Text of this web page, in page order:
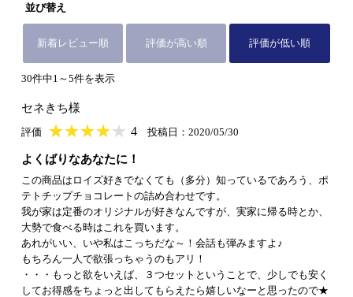
並び替え
新着レビュー順 評価が高い順 評価が低い順
30件中1～5件を表示
セネきち様
評価 ★★★★★
★★★★★ 4 投稿日：2020/05/30
よくばりなあなたに！
この商品はロイズ好きでなくても（多分）知っているであろう、ポ
テトチップチョコレートの詰め合わせです。
我が家は定番のオリジナルが好きなんですが、実家に帰る時とか、
大勢で食べる時はこれを買います。
あれがいい、いや私はこっちだな～！会話も弾みますよ♪
もちろん一人で欲張っちゃうのもアリ！
・・・もっと欲をいえば、３つセットということで、少しでも安く
してお得感をちょっと出してもらえたら嬉しいなーと思ったので★